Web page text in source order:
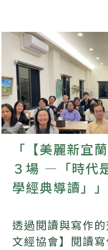
「【美麗新宜
３場 —「時代
學經典導讀」」
透過閱讀與寫作
文經協會】閱讀寫